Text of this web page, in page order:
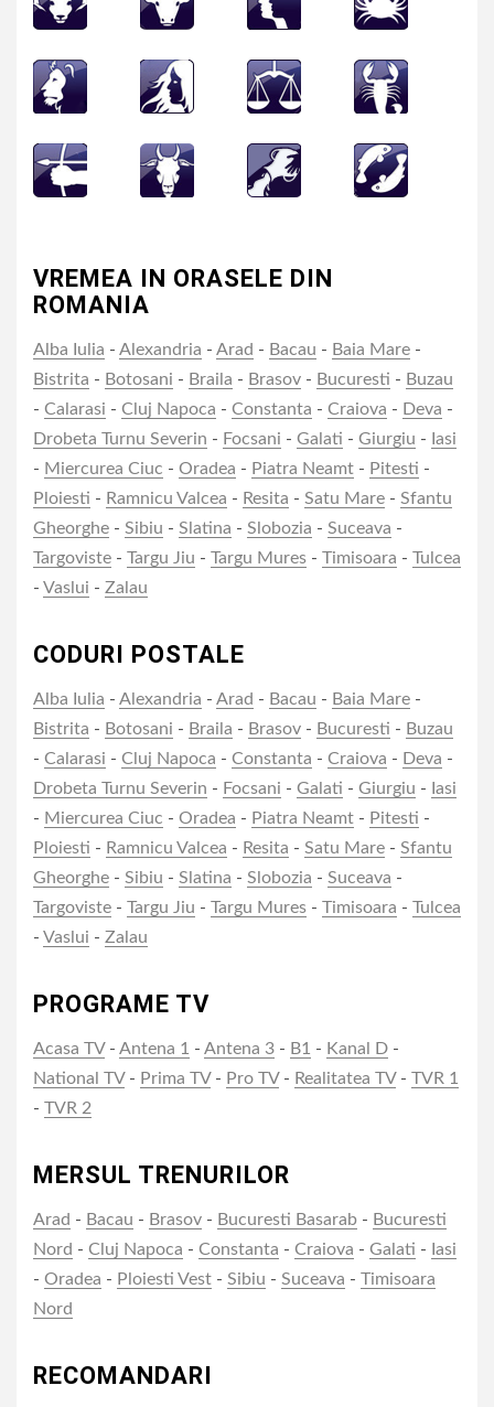
VREMEA IN ORASELE DIN
ROMANIA
Alba Iulia - Alexandria - Arad - Bacau - Baia Mare -
Bistrita - Botosani - Braila - Brasov - Bucuresti - Buzau
- Calarasi - Cluj Napoca - Constanta - Craiova - Deva -
Drobeta Turnu Severin - Focsani - Galati - Giurgiu - Iasi
- Miercurea Ciuc - Oradea - Piatra Neamt - Pitesti -
Ploiesti - Ramnicu Valcea - Resita - Satu Mare - Sfantu
Gheorghe - Sibiu - Slatina - Slobozia - Suceava -
Targoviste - Targu Jiu - Targu Mures - Timisoara - Tulcea
- Vaslui - Zalau
CODURI POSTALE
Alba Iulia - Alexandria - Arad - Bacau - Baia Mare -
Bistrita - Botosani - Braila - Brasov - Bucuresti - Buzau
- Calarasi - Cluj Napoca - Constanta - Craiova - Deva -
Drobeta Turnu Severin - Focsani - Galati - Giurgiu - Iasi
- Miercurea Ciuc - Oradea - Piatra Neamt - Pitesti -
Ploiesti - Ramnicu Valcea - Resita - Satu Mare - Sfantu
Gheorghe - Sibiu - Slatina - Slobozia - Suceava -
Targoviste - Targu Jiu - Targu Mures - Timisoara - Tulcea
- Vaslui - Zalau
PROGRAME TV
Acasa TV- Antena 1 - Antena 3 - B1 - Kanal D -
National TV- Prima TV- Pro TV- Realitatea TV- TVR 1
- TVR 2
MERSUL TRENURILOR
Arad - Bacau - Brasov - Bucuresti Basarab - Bucuresti
Nord - Cluj Napoca - Constanta - Craiova - Galati - Iasi
- Oradea - Ploiesti Vest - Sibiu - Suceava - Timisoara
Nord
RECOMANDARI